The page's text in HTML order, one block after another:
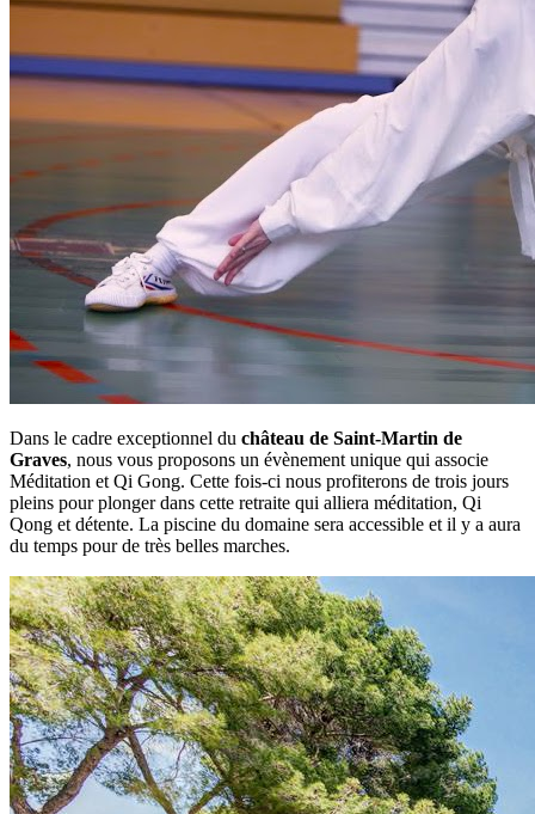
Dans le cadre exceptionnel du château de Saint-Martin de
Graves, nous vous proposons un évènement unique qui associe
Méditation et Qi Gong. Cette fois-ci nous profiterons de trois jours
pleins pour plonger dans cette retraite qui alliera méditation, Qi
Qong et détente. La piscine du domaine sera accessible et il y a aura
du temps pour de très belles marches.